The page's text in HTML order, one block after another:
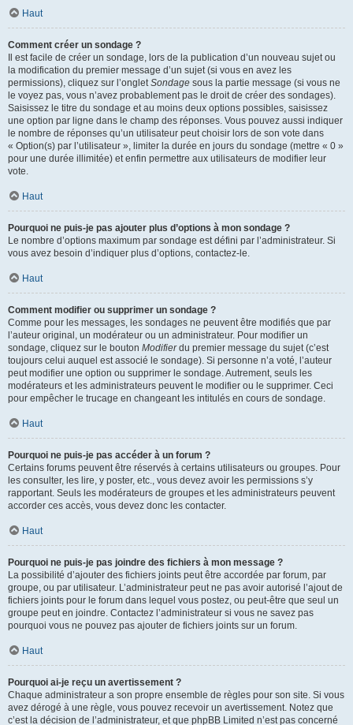
Haut
Comment créer un sondage ?
Il est facile de créer un sondage, lors de la publication d’un nouveau sujet ou
la modification du premier message d’un sujet (si vous en avez les
permissions), cliquez sur l’ongletSondage sous la partie message (si vous ne
le voyez pas, vous n’avez probablement pas le droit de créer des sondages).
Saisissez le titre du sondage et au moins deux options possibles, saisissez
une option par ligne dans le champ des réponses. Vous pouvez aussi indiquer
le nombre de réponses qu’un utilisateur peut choisir lors de son vote dans
« Option(s) par l’utilisateur », limiter la durée en jours du sondage (mettre « 0 »
pour une durée illimitée) et enfin permettre aux utilisateurs de modifier leur
vote.
Haut
Pourquoi ne puis-je pas ajouter plus d’options à mon sondage ?
Le nombre d’options maximum par sondage est défini par l’administrateur. Si
vous avez besoin d’indiquer plus d’options, contactez-le.
Haut
Comment modifier ou supprimer un sondage ?
Comme pour les messages, les sondages ne peuvent être modifiés que par
l’auteur original, un modérateur ou un administrateur. Pour modifier un
sondage, cliquez sur le bouton Modifierdu premier message du sujet (c’est
toujours celui auquel est associé le sondage). Si personne n’a voté, l’auteur
peut modifier une option ou supprimer le sondage. Autrement, seuls les
modérateurs et les administrateurs peuvent le modifier ou le supprimer. Ceci
pour empêcher le trucage en changeant les intitulés en cours de sondage.
Haut
Pourquoi ne puis-je pas accéder à un forum ?
Certains forums peuvent être réservés à certains utilisateurs ou groupes. Pour
les consulter, les lire, y poster, etc., vous devez avoir les permissions s’y
rapportant. Seuls les modérateurs de groupes et les administrateurs peuvent
accorder ces accès, vous devez donc les contacter.
Haut
Pourquoi ne puis-je pas joindre des fichiers à mon message ?
La possibilité d’ajouter des fichiers joints peut être accordée par forum, par
groupe, ou par utilisateur. L’administrateur peut ne pas avoir autorisé l’ajout de
fichiers joints pour le forum dans lequel vous postez, ou peut-être que seul un
groupe peut en joindre. Contactez l’administrateur si vous ne savez pas
pourquoi vous ne pouvez pas ajouter de fichiers joints sur un forum.
Haut
Pourquoi ai-je reçu un avertissement ?
Chaque administrateur a son propre ensemble de règles pour son site. Si vous
avez dérogé à une règle, vous pouvez recevoir un avertissement. Notez que
c’est la décision de l’administrateur, et que phpBB Limited n’est pas concerné